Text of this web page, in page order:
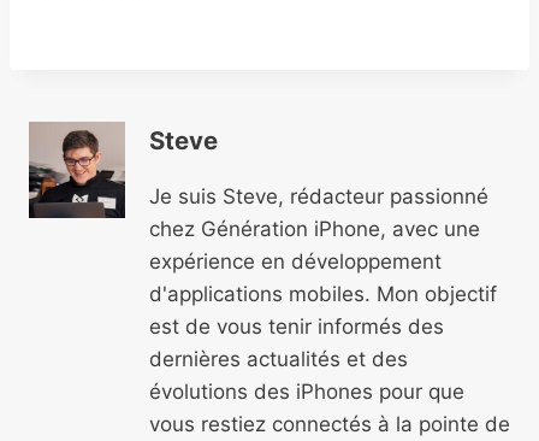
Steve
Je suis Steve, rédacteur passionné
chez Génération iPhone, avec une
expérience en développement
d'applications mobiles. Mon objectif
est de vous tenir informés des
dernières actualités et des
évolutions des iPhones pour que
vous restiez connectés à la pointe de